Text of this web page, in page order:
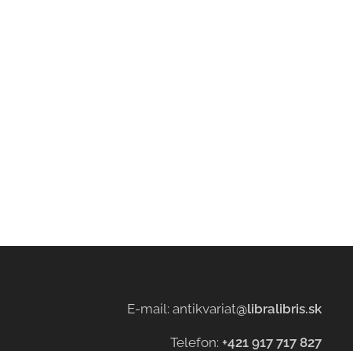
E-mail: antikvariat@libralibris.sk
Telefon: +421 917 717 827